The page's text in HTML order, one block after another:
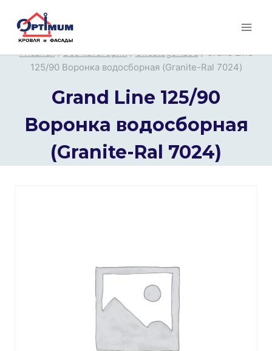
Перейти
Главная / Все категории / Uncategorized / Grand Line
125/90 Воронка водосборная (Granite-Ral 7024)
Grand Line 125/90
Воронка водосборная
(Granite-Ral 7024)